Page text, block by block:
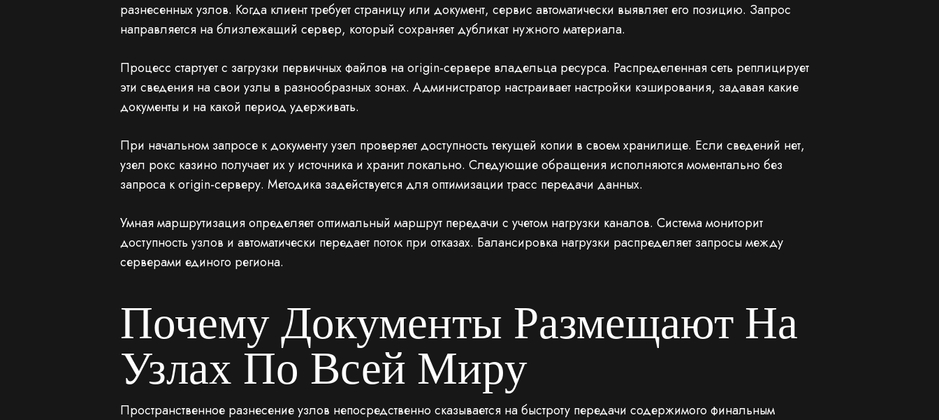
разнесенных узлов. Когда клиент требует страницу или документ, сервис автоматически выявляет его позицию. Запрос
направляется на близлежащий сервер, который сохраняет дубликат нужного материала.
Процесс стартует с загрузки первичных файлов на origin-сервере владельца ресурса. Распределенная сеть реплицирует
эти сведения на свои узлы в разнообразных зонах. Администратор настраивает настройки кэширования, задавая какие
документы и на какой период удерживать.
При начальном запросе к документу узел проверяет доступность текущей копии в своем хранилище. Если сведений нет,
узел рокс казино получает их у источника и хранит локально. Следующие обращения исполняются моментально без
запроса к origin-серверу. Методика задействуется для оптимизации трасс передачи данных.
Умная маршрутизация определяет оптимальный маршрут передачи с учетом нагрузки каналов. Система мониторит
доступность узлов и автоматически передает поток при отказах. Балансировка нагрузки распределяет запросы между
серверами единого региона.
Почему Документы Размещают На
Узлах По Всей Миру
Пространственное разнесение узлов непосредственно сказывается на быстроту передачи содержимого финальным